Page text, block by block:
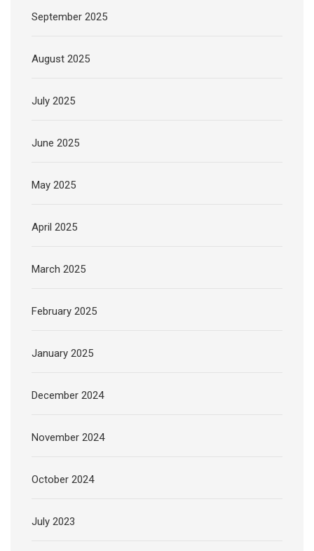
September 2025
August 2025
July 2025
June 2025
May 2025
April 2025
March 2025
February 2025
January 2025
December 2024
November 2024
October 2024
July 2023